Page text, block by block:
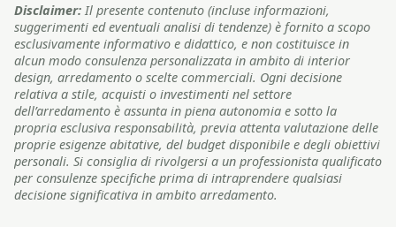
Disclaimer: Il presente contenuto (incluse informazioni,
suggerimenti ed eventuali analisi di tendenze) è fornito a scopo
esclusivamente informativo e didattico, e non costituisce in
alcun modo consulenza personalizzata in ambito di interior
design, arredamento o scelte commerciali. Ogni decisione
relativa a stile, acquisti o investimenti nel settore
dell’arredamento è assunta in piena autonomia e sotto la
propria esclusiva responsabilità, previa attenta valutazione delle
proprie esigenze abitative, del budget disponibile e degli obiettivi
personali. Si consiglia di rivolgersi a un professionista qualificato
per consulenze specifiche prima di intraprendere qualsiasi
decisione significativa in ambito arredamento.